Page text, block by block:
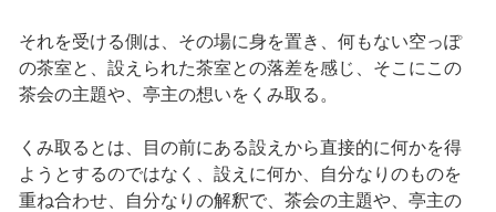
それを受ける側は、その場に身を置き、何もない空っぽ
の茶室と、設えられた茶室との落差を感じ、そこにこの
茶会の主題や、亭主の想いをくみ取る。
くみ取るとは、目の前にある設えから直接的に何かを得
ようとするのではなく、設えに何か、自分なりのものを
重ね合わせ、自分なりの解釈で、茶会の主題や、亭主の